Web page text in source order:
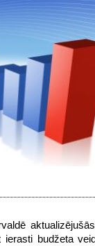
budžeta